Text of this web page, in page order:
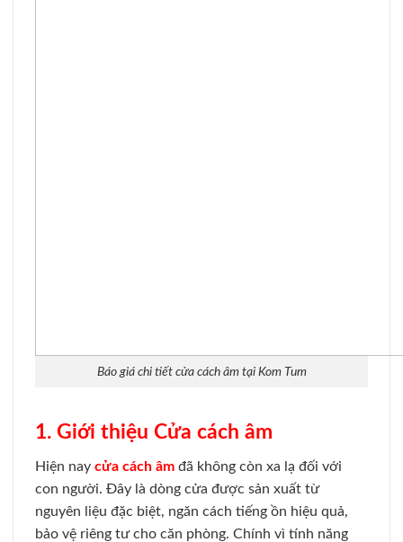
Báo giá chi tiết cửa cách âm tại Kom Tum
1. Giới thiệu Cửa cách âm
Hiện nay cửa cách âm đã không còn xa lạ đối với
con người. Đây là dòng cửa được sản xuất từ
nguyên liệu đặc biệt, ngăn cách tiếng ồn hiệu quả,
bảo vệ riêng tư cho căn phòng. Chính vì tính năng